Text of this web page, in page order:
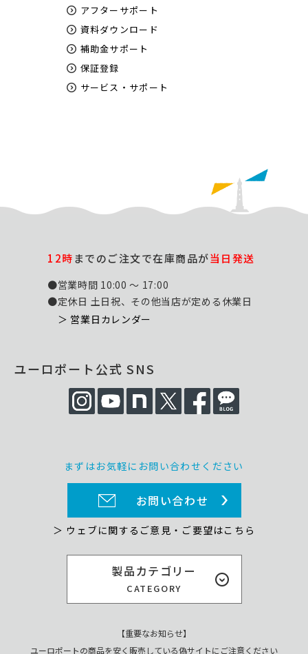
アフターサポート
資料ダウンロード
補助金サポート
保証登録
サービス・サポート
製品カテゴリー
CATEGORY
12時までのご注文で在庫商品が当日発送
●営業時間 10:00 ～ 17:00
●定休日 土日祝、その他当店が定める休業日
＞ 営業日カレンダー
ユーロポート公式 SNS
まずはお気軽にお問い合わせください
お問い合わせ
＞ ウェブに関するご意見・ご要望はこちら
【重要なお知らせ】
ユーロポートの商品を安く販売している偽サイトにご注意ください